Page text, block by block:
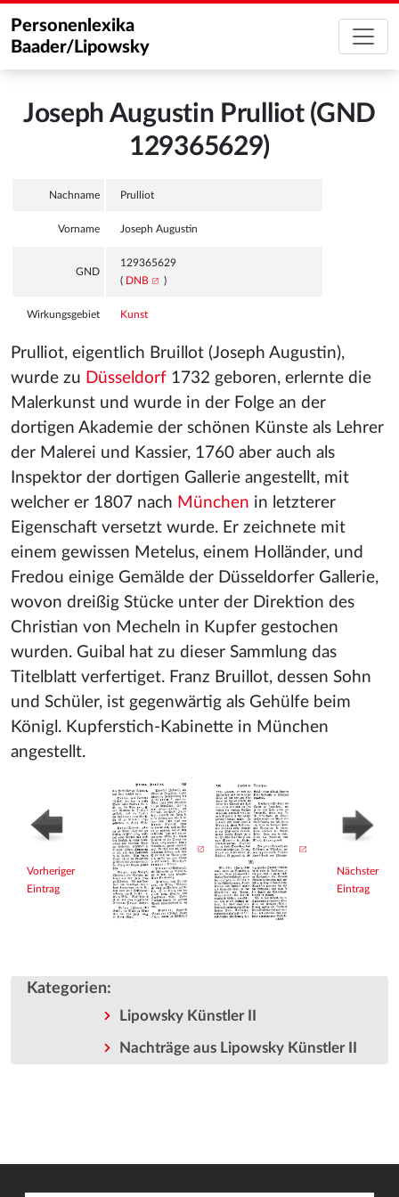
Personenlexika
Baader/Lipowsky
Joseph Augustin Prulliot (GND
129365629)
Nachname Prulliot
Vorname Joseph Augustin
GND
129365629
( DNB )
Wirkungsgebiet Kunst
Prulliot, eigentlich Bruillot (Joseph Augustin),
wurde zu Düsseldorf 1732 geboren, erlernte die
Malerkunst und wurde in der Folge an der
dortigen Akademie der schönen Künste als Lehrer
der Malerei und Kassier, 1760 aber auch als
Inspektor der dortigen Gallerie angestellt, mit
welcher er 1807 nach München in letzterer
Eigenschaft versetzt wurde. Er zeichnete mit
einem gewissen Metelus, einem Holländer, und
Fredou einige Gemälde der Düsseldorfer Gallerie,
wovon dreißig Stücke unter der Direktion des
Christian von Mecheln in Kupfer gestochen
wurden. Guibal hat zu dieser Sammlung das
Titelblatt verfertiget. Franz Bruillot, dessen Sohn
und Schüler, ist gegenwärtig als Gehülfe beim
Königl. Kupferstich-Kabinette in München
angestellt.
Vorheriger
Eintrag
Nächster
Eintrag
Kategorien:
Lipowsky Künstler II
Nachträge aus Lipowsky Künstler II